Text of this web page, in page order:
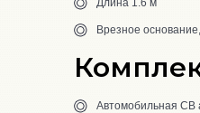
Длина 1.6 м
Врезное
Автомобильная CB